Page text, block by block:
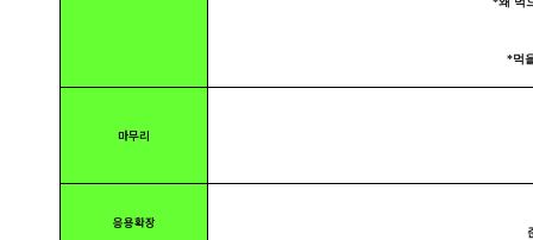
*먹을
마무리
응용확장
준